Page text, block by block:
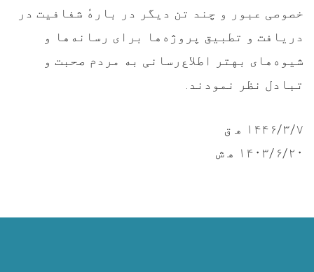
خصوصی عبور و چند تن دیگر در بارهٔ شفافیت در
دریافت و تطبیق پروژه‌ها برای رسانه‌ها و
شیوه‌های بهتر اطلاع‌رسانی به مردم صحبت و
تبادل نظر نمودند.
۱۴۴۶/۳/۷ ه‍ ق
۱۴۰۳/۶/۲۰ ه‍ ش